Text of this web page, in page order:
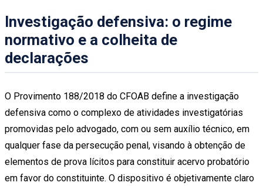
Investigação defensiva: o regime
normativo e a colheita de
declarações
O Provimento 188/2018 do CFOAB define a investigação
defensiva como o complexo de atividades investigatórias
promovidas pelo advogado, com ou sem auxílio técnico, em
qualquer fase da persecução penal, visando à obtenção de
elementos de prova lícitos para constituir acervo probatório
em favor do constituinte. O dispositivo é objetivamente claro